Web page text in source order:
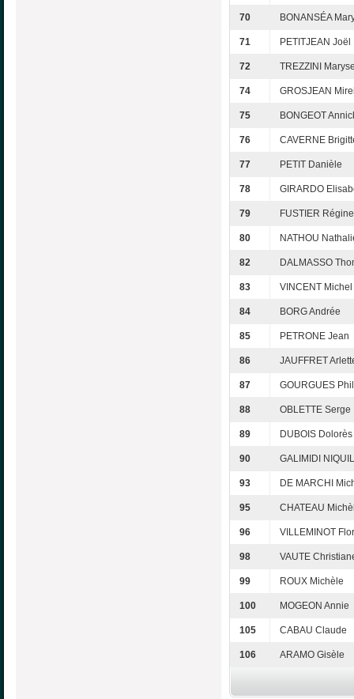
70 BONANSÉA
71 PETITJEAN Joël
72 TREZZINI
74 GROSJEAN
75 BONGEOT
76 CAVERNE
77 PETIT Danièle
78 GIRARDO
79 FUSTIER Régine
80 NATHOU
82 DALMASSO
83 VINCENT Michel
84 BORG Andrée
85 PETRONE Jean
86 JAUFFRET
87 GOURGUES
88 OBLETTE Serge
89 DUBOIS Dolorès
90 GALIMIDI
93 DE MARCHI
95 CHATEAU
96 VILLEMINOT
98 VAUTE
99 ROUX Michèle
100 MOGEON Annie
105 CABAU Claude
106 ARAMO Gisèle